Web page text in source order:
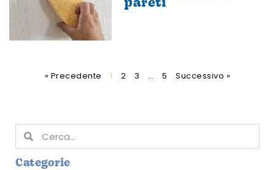
pareti
« Precedente 1 2 3 … 5 Successivo »
Categorie